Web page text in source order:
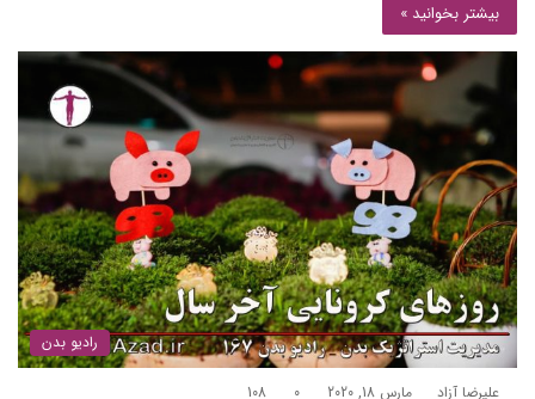
بیشتر بخوانید »
رادیو بدن
علیرضا آزاد مارس 18, 2020 0
108